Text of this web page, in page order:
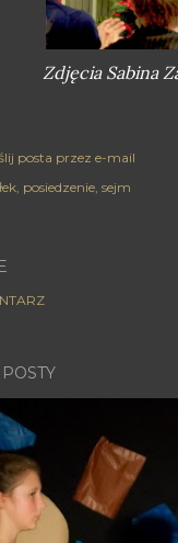
Zdjęcia Sabina
posta przez e-mail
posiedzenie sejm